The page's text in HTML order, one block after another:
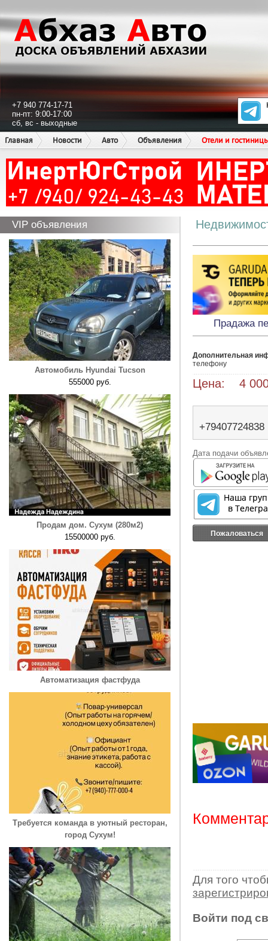
+7 940 774-17-71
пн-пт: 9:00-17:00
сб, вс - выходные
Главная
Новости Авто Объявления Отели и
VIP объявления
Автомобиль Hyundai Tucson
555000 руб.
Продам дом. Сухум (280м2)
15500000 руб.
Автоматизация фастфуда
Требуется команда в уютный ресторан,
город Сухум!
Прадажа
Дополнительная
телефону
Цена: 4 000
+79407724838
Дата подачи
Пожаловаться
Для того
Войти под